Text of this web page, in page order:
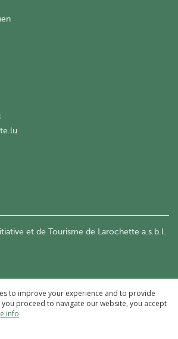
et de Tourisme de Larochette a.s.b.l.
to improve your experience and to provide
proceed to navigate our website, you accept
info